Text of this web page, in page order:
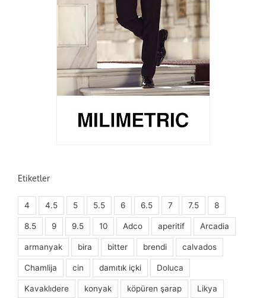
Etiketler
4 4.5 5 5.5 6 6.5 7 7.5 8
8.5 9 9.5 10 Adco aperitif Arcadia
armanyak bira bitter brendi calvados
Chamlija cin damıtık içki Doluca
Kavaklıdere konyak köpüren şarap Likya